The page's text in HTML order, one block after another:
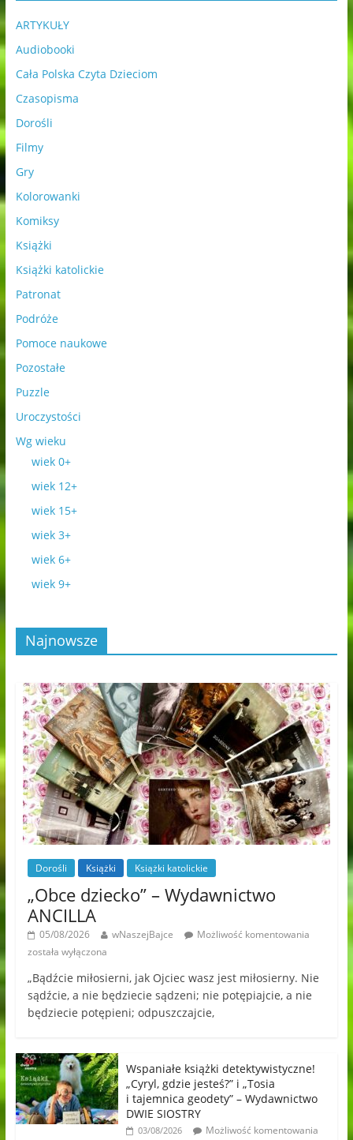
ARTYKUŁY
Audiobooki
Cała Polska Czyta Dzieciom
Czasopisma
Dorośli
Filmy
Gry
Kolorowanki
Komiksy
Książki
Książki katolickie
Patronat
Podróże
Pomoce naukowe
Pozostałe
Puzzle
Uroczystości
Wg wieku
wiek 0+
wiek 12+
wiek 15+
wiek 3+
wiek 6+
wiek 9+
Najnowsze
Dorośli Książki Książki katolickie
„Obce dziecko” – Wydawnictwo
ANCILLA
05/08/2026 wNaszejBajce
Możliwość komentowania
została wyłączona
„Bądźcie miłosierni, jak Ojciec wasz jest miłosierny. Nie
sądźcie, a nie będziecie sądzeni; nie potępiajcie, a nie
będziecie potępieni; odpuszczajcie,
Wspaniałe książki detektywistyczne!
„Cyryl, gdzie jesteś?” i „Tosia
i tajemnica geodety” – Wydawnictwo
DWIE SIOSTRY
03/08/2026
Możliwość komentowania